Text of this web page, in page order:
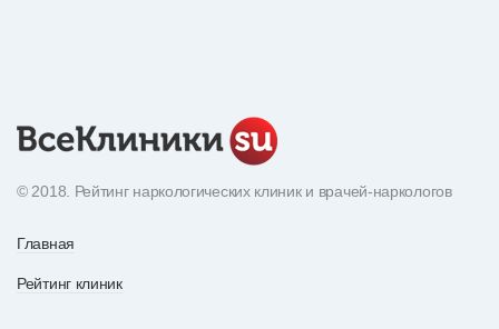
© 2018. Рейтинг наркологических клиник и врачей-наркологов
Главная
Рейтинг клиник